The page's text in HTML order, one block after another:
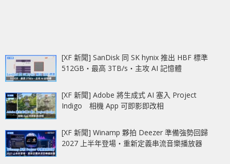
[XF 新聞] SanDisk 同 SK hynix 推出 HBF 標準
512GB‧最高 3TB/s‧主攻 AI 記憶體
[XF 新聞] Adobe 將生成式 AI 塞入 Project
Indigo 相機 App 可即影即改相
[XF 新聞] Winamp 夥拍 Deezer 準備強勢回歸
2027 上半年登場‧重新定義串流音樂播放器